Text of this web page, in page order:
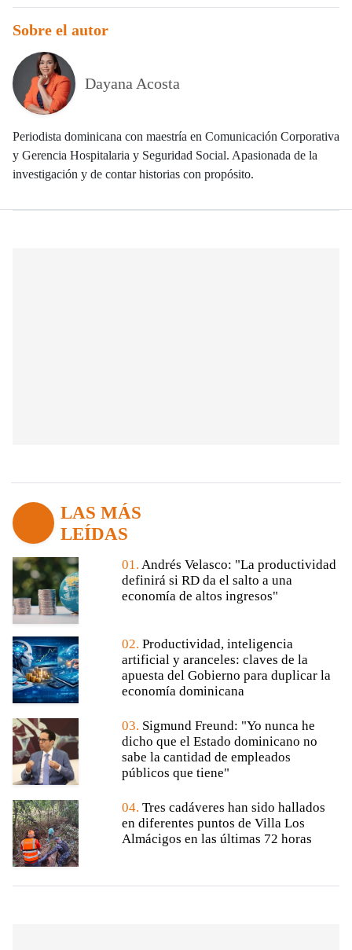
Sobre el autor
Dayana Acosta
Periodista dominicana con maestría en Comunicación Corporativa
y Gerencia Hospitalaria y Seguridad Social. Apasionada de la
investigación y de contar historias con propósito.
LAS MÁS
LEÍDAS
01. Andrés Velasco: "La productividad
definirá si RD da el salto a una
economía de altos ingresos"
02. Productividad, inteligencia
artificial y aranceles: claves de la
apuesta del Gobierno para duplicar la
economía dominicana
03. Sigmund Freund: "Yo nunca he
dicho que el Estado dominicano no
sabe la cantidad de empleados
públicos que tiene"
04. Tres cadáveres han sido hallados
en diferentes puntos de Villa Los
Almácigos en las últimas 72 horas